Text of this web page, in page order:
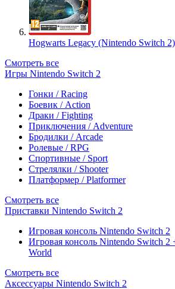
Hogwarts Legacy (Nintendo Switch 2)
Смотреть все
Игры Nintendo Switch 2
Гонки / Racing
Боевик / Action
Драки / Fighting
Приключения / Adventure
Бродилки / Arcade
Ролевые / RPG
Спортивные / Sport
Стрелялки / Shooter
Платформер / Platformer
Смотреть все
Приставки Nintendo Switch 2
Игровая консоль Nintendo Switch 2
Игровая консоль Nintendo Switch 2
World
Смотреть все
Аксессуары Nintendo Switch 2